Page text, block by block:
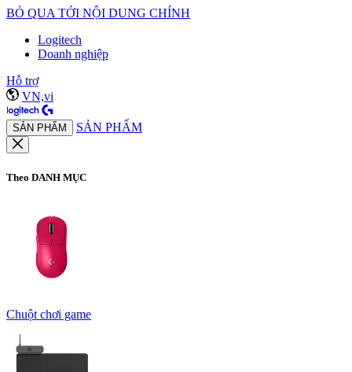
BỎ QUA TỚI NỘI DUNG CHÍNH
Logitech
Doanh nghiệp
Hỗ trợ
VN,vi
SẢN PHẨM SẢN PHẨM
Theo DANH MỤC
Chuột chơi game